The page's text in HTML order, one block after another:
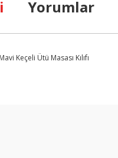
Yorumlar
Keçeli Ütü Masası Kılıfı